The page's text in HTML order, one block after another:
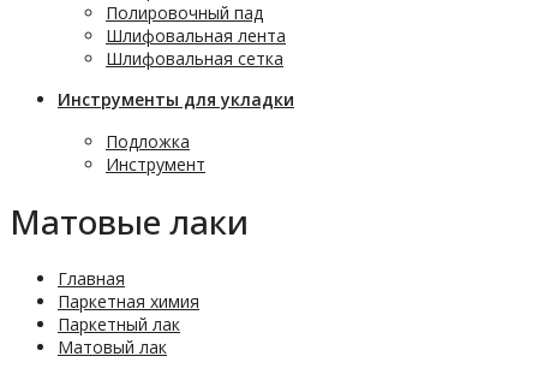
Полировочный пад
Шлифовальная лента
Шлифовальная сетка
Инструменты для укладки
Подложка
Инструмент
Матовые лаки
Главная
Паркетная химия
Паркетный лак
Матовый лак